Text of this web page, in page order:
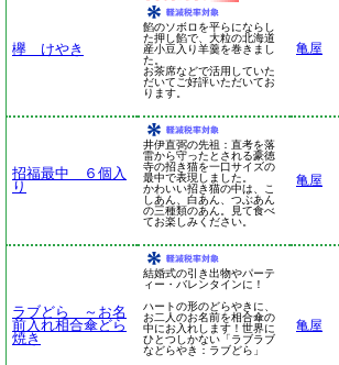
欅 けやき
餡のソボロを平らにならし
た押し餡で、大粒の北海道
産小豆入り羊羹を巻きまし
た。
お茶席などで活用していた
だいてご好評いただいてお
ります。
亀屋
招福最中 ６個入
り
井伊直弼の先祖：直考を落
雷から守ったとされる豪徳
寺の招き猫を一口サイズの
最中で表現しました。
かわいい招き猫の中は、こ
しあん、白あん、つぶあん
の三種類のあん。見て食べ
てお楽しみください。
亀屋
ラブどら ～お名
前入れ相合傘どら
焼き
結婚式の引き出物やパーテ
ィー・バレンタインに！
ハートの形のどらやきに、
お二人のお名前を相合傘の
中にお入れします！世界に
ひとつしかない「ラブラブ
などらやき：ラブどら」
亀屋